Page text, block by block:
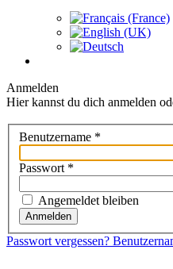
Anmelden
Hier kannst du dich anmelden
Benutzername *
Passwort *
Angemeldet bleiben
Anmelden
Passwort vergessen?